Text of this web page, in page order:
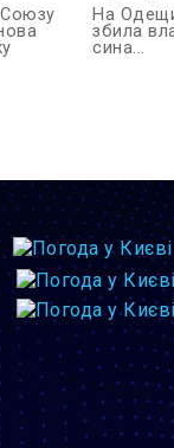
На
збила
сина...